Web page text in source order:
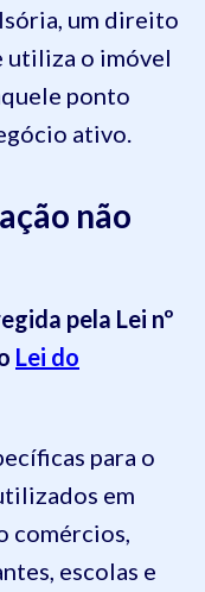
um direito
utiliza o imóvel
ponto
ativo.
não
pela Lei nº
Lei do
para o
em
comércios,
escolas e